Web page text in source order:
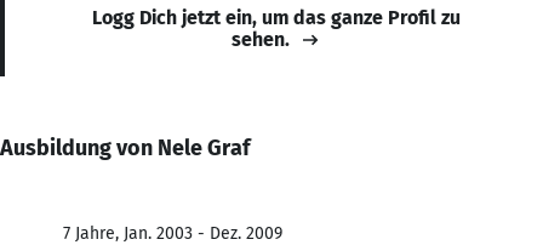
Logg Dich jetzt ein, um das ganze Profil zu
sehen.
Ausbildung von Nele Graf
7 Jahre, Jan. 2003 - Dez. 2009